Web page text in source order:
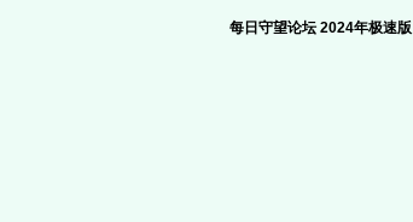
每日守望论坛 2024年极速版